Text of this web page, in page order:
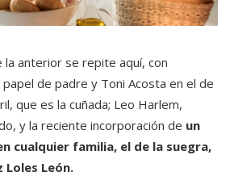
anterior se repite aquí, con
papel de padre y Toni Acosta en el de
que es la cuñada; Leo Harlem,
y la reciente incorporación de un
cualquier familia, el de la suegra,
Loles León.